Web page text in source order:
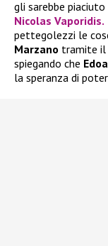
gli sarebbe
Nicolas Vaporidis.
pettegolezzi le
Marzano tramite il
spiegando che
la speranza di